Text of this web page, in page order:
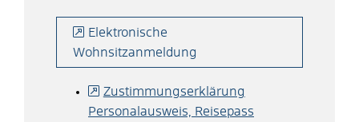
Elektronische
Wohnsitzanmeldung
Zustimmungserklärung
Personalausweis, Reisepass